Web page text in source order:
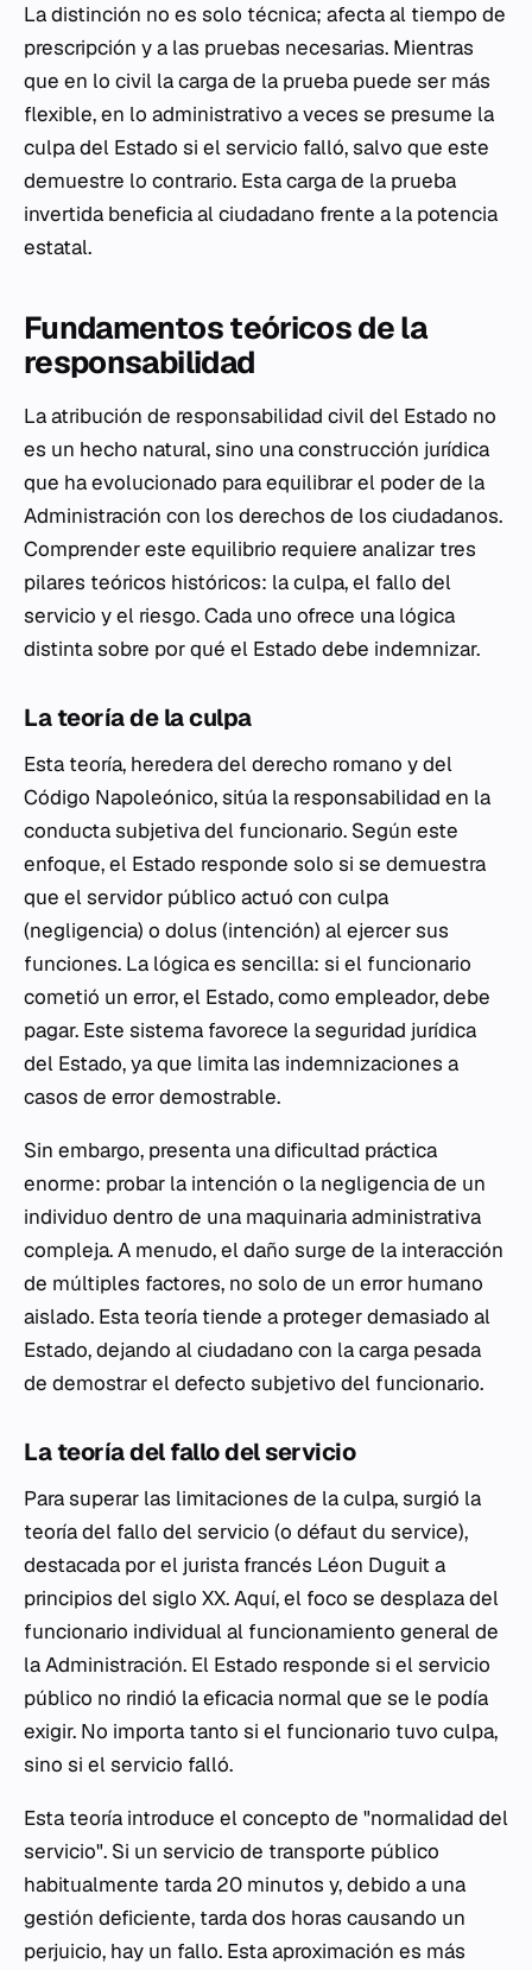
La distinción no es solo técnica; afecta al tiempo de
prescripción y a las pruebas necesarias. Mientras
que en lo civil la carga de la prueba puede ser más
flexible, en lo administrativo a veces se presume la
culpa del Estado si el servicio falló, salvo que este
demuestre lo contrario. Esta carga de la prueba
invertida beneficia al ciudadano frente a la potencia
estatal.
Fundamentos teóricos de la
responsabilidad
La atribución de responsabilidad civil del Estado no
es un hecho natural, sino una construcción jurídica
que ha evolucionado para equilibrar el poder de la
Administración con los derechos de los ciudadanos.
Comprender este equilibrio requiere analizar tres
pilares teóricos históricos: la culpa, el fallo del
servicio y el riesgo. Cada uno ofrece una lógica
distinta sobre por qué el Estado debe indemnizar.
La teoría de la culpa
Esta teoría, heredera del derecho romano y del
Código Napoleónico, sitúa la responsabilidad en la
conducta subjetiva del funcionario. Según este
enfoque, el Estado responde solo si se demuestra
que el servidor público actuó con culpa
(negligencia) o dolus (intención) al ejercer sus
funciones. La lógica es sencilla: si el funcionario
cometió un error, el Estado, como empleador, debe
pagar. Este sistema favorece la seguridad jurídica
del Estado, ya que limita las indemnizaciones a
casos de error demostrable.
Sin embargo, presenta una dificultad práctica
enorme: probar la intención o la negligencia de un
individuo dentro de una maquinaria administrativa
compleja. A menudo, el daño surge de la interacción
de múltiples factores, no solo de un error humano
aislado. Esta teoría tiende a proteger demasiado al
Estado, dejando al ciudadano con la carga pesada
de demostrar el defecto subjetivo del funcionario.
La teoría del fallo del servicio
Para superar las limitaciones de la culpa, surgió la
teoría del fallo del servicio (o défaut du service),
destacada por el jurista francés Léon Duguit a
principios del siglo XX. Aquí, el foco se desplaza del
funcionario individual al funcionamiento general de
la Administración. El Estado responde si el servicio
público no rindió la eficacia normal que se le podía
exigir. No importa tanto si el funcionario tuvo culpa,
sino si el servicio falló.
Esta teoría introduce el concepto de "normalidad del
servicio". Si un servicio de transporte público
habitualmente tarda 20 minutos y, debido a una
gestión deficiente, tarda dos horas causando un
perjuicio, hay un fallo. Esta aproximación es más